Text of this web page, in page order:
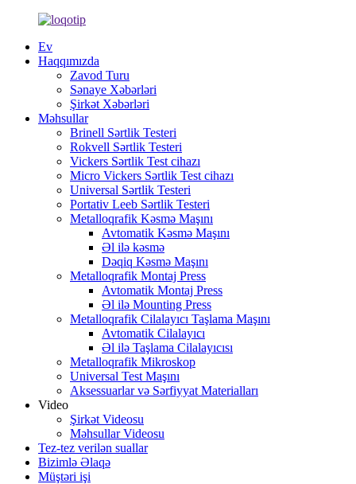
Ev
Haqqımızda
Zavod Turu
Sənaye Xəbərləri
Şirkət Xəbərləri
Məhsullar
Brinell Sərtlik Testeri
Rokvell Sərtlik Testeri
Vickers Sərtlik Test cihazı
Micro Vickers Sərtlik Test cihazı
Universal Sərtlik Testeri
Portativ Leeb Sərtlik Testeri
Metalloqrafik Kəsmə Maşını
Avtomatik Kəsmə Maşını
Əl ilə kəsmə
Dəqiq Kəsmə Maşını
Metalloqrafik Montaj Press
Avtomatik Montaj Press
Əl ilə Mounting Press
Metalloqrafik Cilalayıcı Taşlama Maşını
Avtomatik Cilalayıcı
Əl ilə Taşlama Cilalayıcısı
Metalloqrafik Mikroskop
Universal Test Maşını
Aksessuarlar və Sərfiyyat Materialları
Video
Şirkət Videosu
Məhsullar Videosu
Tez-tez verilən suallar
Bizimlə Əlaqə
Müştəri işi